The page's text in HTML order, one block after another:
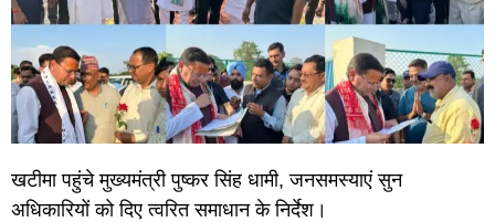
खटीमा पहुंचे मुख्यमंत्री पुष्कर सिंह धामी, जनसमस्याएं सुन
अधिकारियों को दिए त्वरित समाधान के निर्देश।